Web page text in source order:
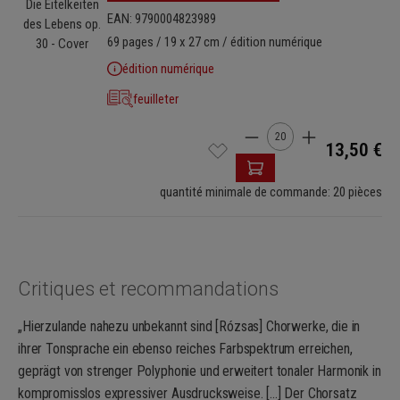
EAN: 9790004823989
69 pages / 19 x 27 cm / édition numérique
édition numérique
feuilleter
Quantité de produit :
13,50 €
quantité minimale de commande: 20 pièces
Critiques et recommandations
„Hierzulande nahezu unbekannt sind [Rózsas] Chorwerke, die in
ihrer Tonsprache ein ebenso reiches Farbspektrum erreichen,
geprägt von strenger Polyphonie und erweitert tonaler Harmonik in
kompromisslos expressiver Ausdrucksweise. [...] Der Chorsatz